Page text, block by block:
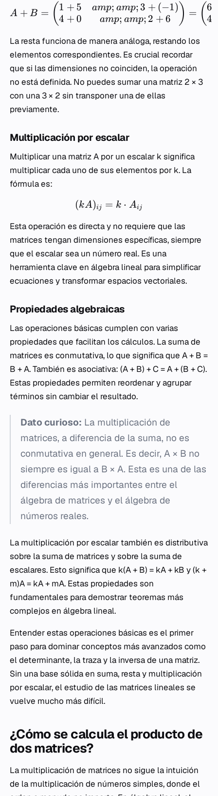
A + B = ( 1 + 5
4 + 0
amp; amp; 3 + (−1)
amp; amp; 2 + 6 ) = ( 6
4
La resta funciona de manera análoga, restando los
elementos correspondientes. Es crucial recordar
que si las dimensiones no coinciden, la operación
no está definida. No puedes sumar una matriz 2 × 3
con una 3 × 2 sin transponer una de ellas
previamente.
Multiplicación por escalar
Multiplicar una matrizA por un escalar k significa
multiplicar cada uno de sus elementos por k. La
fórmula es:
(kA)ij = k ⋅ Aij
Esta operación es directa y no requiere que las
matrices tengan dimensiones específicas, siempre
que el escalar sea un número real. Es una
herramienta clave en álgebra lineal para simplificar
ecuaciones y transformar espacios vectoriales.
Propiedades algebraicas
Las operaciones básicas cumplen con varias
propiedades que facilitan los cálculos. La suma de
matrices es conmutativa, lo que significa que A+ B =
B +A. También es asociativa: (A+ B) +C=A+ (B +C).
Estas propiedades permiten reordenar y agrupar
términos sin cambiar el resultado.
Dato curioso: La multiplicación de
matrices, a diferencia de la suma, no es
conmutativa en general. Es decir, A × B no
siempre es igual a B × A. Esta es una de las
diferencias más importantes entre el
álgebra de matrices y el álgebra de
números reales.
La multiplicación por escalar también es distributiva
sobre la suma de matrices y sobre la suma de
escalares. Esto significa que k(A+ B) = kA+ kB y (k +
m)A= kA+ mA. Estas propiedades son
fundamentales para demostrar teoremas más
complejos en álgebra lineal.
Entender estas operaciones básicas es el primer
paso para dominar conceptos más avanzados como
el determinante, la traza y la inversa de una matriz.
Sin una base sólida en suma, resta y multiplicación
por escalar, el estudio de las matrices lineales se
vuelve mucho más difícil.
¿Cómo se calcula el producto de
dos matrices?
La multiplicación de matrices no sigue la intuición
de la multiplicación de números simples, donde el